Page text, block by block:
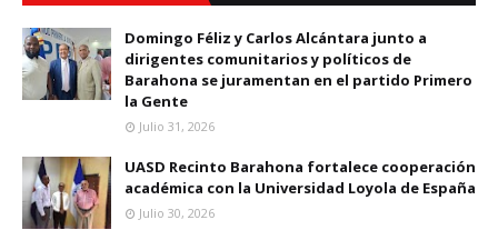
Domingo Féliz y Carlos Alcántara junto a
dirigentes comunitarios y políticos de
Barahona se juramentan en el partido Primero
la Gente
Julio 31, 2026
UASD Recinto Barahona fortalece cooperación
académica con la Universidad Loyola de España
Julio 30, 2026